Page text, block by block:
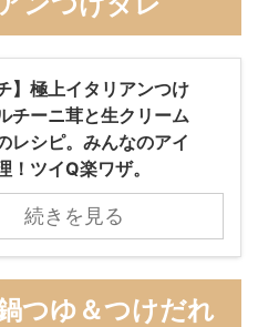
】極上イタリアンつけ
チーニ茸と生クリーム
レシピ。みんなのアイ
！ツイQ楽ワザ。
続きを見る
つゆ＆つけだれ